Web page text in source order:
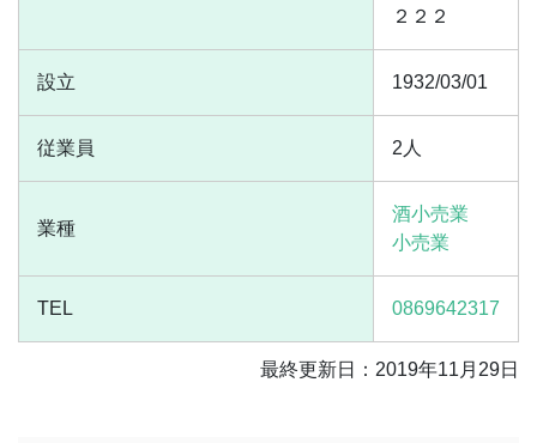
２２２
設立 1932/03/01
従業員 2人
業種
酒小売業
小売業
TEL 0869642317
最終更新日：2019年11月29日